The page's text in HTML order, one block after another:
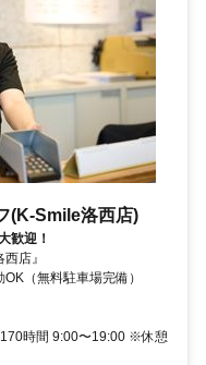
(K-Smile洛西店)
歓迎！
店』
（無料駐車場完備）
時間 9:00〜19:00 ※休憩